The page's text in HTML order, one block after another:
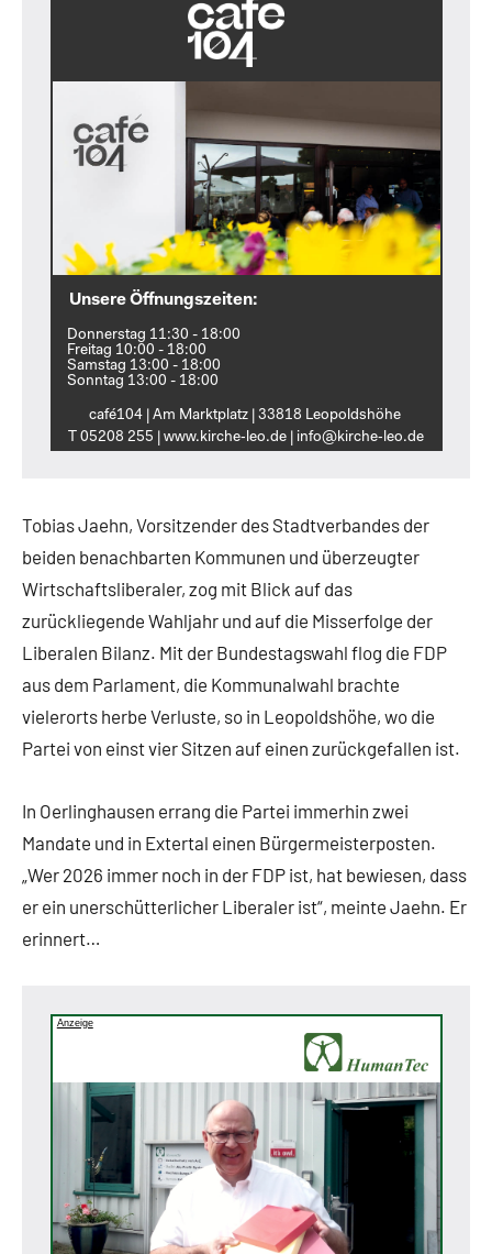
Unsere Öffnungszeiten:
Donnerstag 11:30 - 18:00
Freitag 10:00 - 18:00
Samstag 13:00 - 18:00
Sonntag 13:00 - 18:00
café104 | Am Marktplatz | 33818 Leopoldshöhe
T 05208 255 | www.kirche‑leo.de | info@kirche‑leo.de
Tobias Jaehn, Vorsitzender des Stadtverbandes der
beiden benachbarten Kommunen und überzeugter
Wirtschaftsliberaler, zog mit Blick auf das
zurückliegende Wahljahr und auf die Misserfolge der
Liberalen Bilanz. Mit der Bundestagswahl flog die FDP
aus dem Parlament, die Kommunalwahl brachte
vielerorts herbe Verluste, so in Leopoldshöhe, wo die
Partei von einst vier Sitzen auf einen zurückgefallen ist.
In Oerlinghausen errang die Partei immerhin zwei
Mandate und in Extertal einen Bürgermeisterposten.
„Wer 2026 immer noch in der FDP ist, hat bewiesen, dass
er ein unerschütterlicher Liberaler ist“, meinte Jaehn. Er
erinnert…
Anzeige